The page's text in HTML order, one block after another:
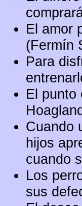
El amor
(Fermín
Para
El punto
Cuando
hijos
cuando
Los
sus